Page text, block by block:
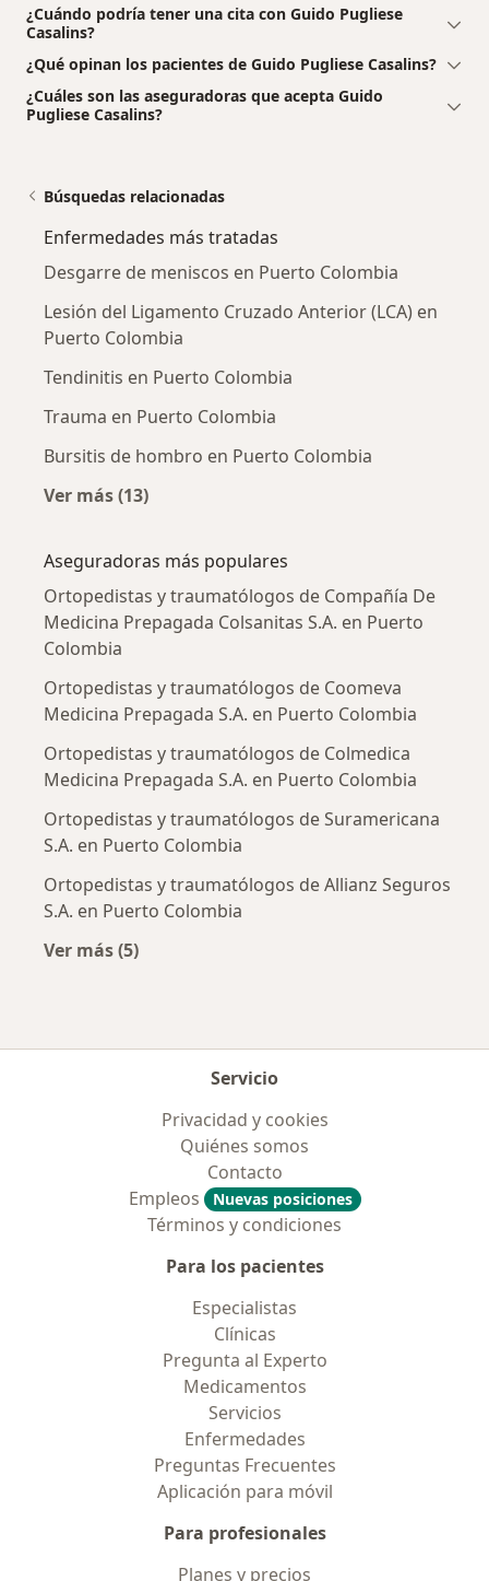
¿Cuándo podría tener una cita con Guido Pugliese
Casalins?
¿Qué opinan los pacientes de Guido Pugliese Casalins?
¿Cuáles son las aseguradoras que acepta Guido
Pugliese Casalins?
Búsquedas relacionadas
Enfermedades más tratadas
Desgarre de meniscos en Puerto Colombia
Lesión del Ligamento Cruzado Anterior (LCA) en
Puerto Colombia
Tendinitis en Puerto Colombia
Trauma en Puerto Colombia
Bursitis de hombro en Puerto Colombia
Ver más (13)
Aseguradoras más populares
Ortopedistas y traumatólogos de Compañía De
Medicina Prepagada Colsanitas S.A. en Puerto
Colombia
Ortopedistas y traumatólogos de Coomeva
Medicina Prepagada S.A. en Puerto Colombia
Ortopedistas y traumatólogos de Colmedica
Medicina Prepagada S.A. en Puerto Colombia
Ortopedistas y traumatólogos de Suramericana
S.A. en Puerto Colombia
Ortopedistas y traumatólogos de Allianz Seguros
S.A. en Puerto Colombia
Ver más (5)
Servicio
Privacidad y cookies
Quiénes somos
Contacto
Empleos
Nuevas posiciones
Términos y condiciones
Para los pacientes
Especialistas
Clínicas
Pregunta al Experto
Medicamentos
Servicios
Enfermedades
Preguntas Frecuentes
Aplicación para móvil
Para profesionales
Planes y precios